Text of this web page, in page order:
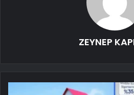
ZEYNEP